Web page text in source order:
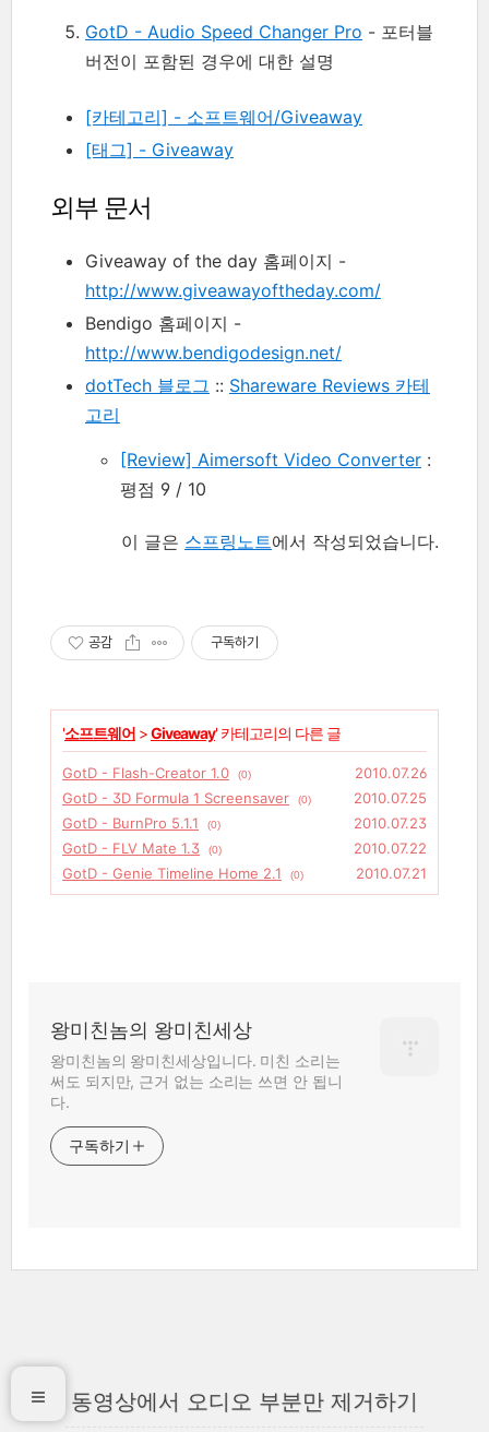
GotD - Audio Speed Changer Pro - 포터블
버전이 포함된 경우에 대한 설명
[카테고리] - 소프트웨어/Giveaway
[태그] - Giveaway
외부 문서
Giveaway of the day 홈페이지 -
http://www.giveawayoftheday.com/
Bendigo 홈페이지 -
http://www.bendigodesign.net/
dotTech 블로그 :: Shareware Reviews 카테
고리
[Review] Aimersoft Video Converter :
평점 9 / 10
이 글은 스프링노트에서 작성되었습니다.
공감 구독하기
'소프트웨어 >Giveaway' 카테고리의 다른 글
GotD - Flash-Creator 1.0 (0)
2010.07.26
GotD - 3D Formula 1 Screensaver
(0)
2010.07.25
GotD - BurnPro 5.1.1
(0)
2010.07.23
GotD - FLV Mate 1.3
(0)
2010.07.22
GotD - Genie Timeline Home 2.1
(0) 2010.07.21
왕미친놈의 왕미친세상
왕미친놈의 왕미친세상입니다. 미친 소리는
써도 되지만, 근거 없는 소리는 쓰면 안 됩니
다.
구독하기
동영상에서 오디오 부분만 제거하기